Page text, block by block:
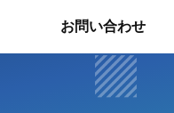
お問い合わせ